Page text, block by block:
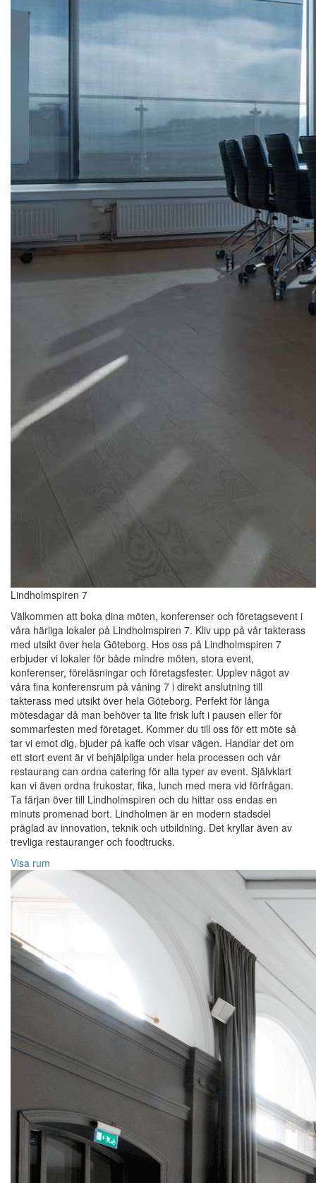
Lindholmspiren 7
Välkommen att boka dina möten, konferenser och företagsevent i
våra härliga lokaler på Lindholmspiren 7. Kliv upp på vår takterass
med utsikt över hela Göteborg. Hos oss på Lindholmspiren 7
erbjuder vi lokaler för både mindre möten, stora event,
konferenser, föreläsningar och företagsfester. Upplev något av
våra fina konferensrum på våning 7 i direkt anslutning till
takterass med utsikt över hela Göteborg. Perfekt för långa
mötesdagar då man behöver ta lite frisk luft i pausen eller för
sommarfesten med företaget. Kommer du till oss för ett möte så
tar vi emot dig, bjuder på kaffe och visar vägen. Handlar det om
ett stort event är vi behjälpliga under hela processen och vår
restaurang can ordna catering för alla typer av event. Självklart
kan vi även ordna frukostar, fika, lunch med mera vid förfrågan.
Ta färjan över till Lindholmspiren och du hittar oss endas en
minuts promenad bort. Lindholmen är en modern stadsdel
präglad av innovation, teknik och utbildning. Det kryllar även av
trevliga restauranger och foodtrucks.
Visa rum